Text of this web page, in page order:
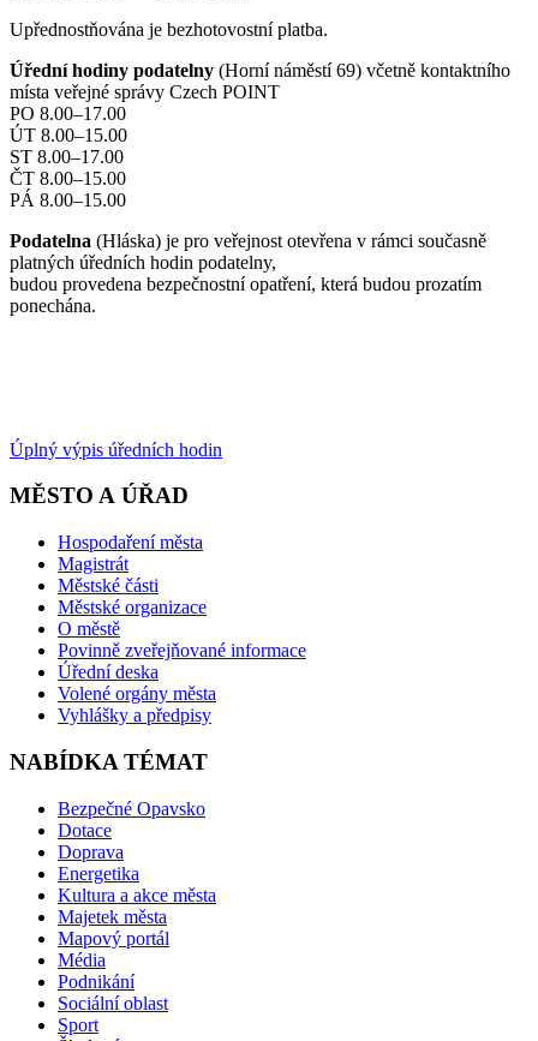
Upřednostňována je bezhotovostní platba.
Úřední hodiny podatelny (Horní náměstí 69) včetně kontaktního
místa veřejné správy Czech POINT
PO 8.00–17.00
ÚT 8.00–15.00
ST 8.00–17.00
ČT 8.00–15.00
PÁ 8.00–15.00
Podatelna (Hláska) je pro veřejnost otevřena v rámci současně
platných úředních hodin podatelny,
budou provedena bezpečnostní opatření, která budou prozatím
ponechána.
Úplný výpis úředních hodin
MĚSTO A ÚŘAD
Hospodaření města
Magistrát
Městské části
Městské organizace
O městě
Povinně zveřejňované informace
Úřední deska
Volené orgány města
Vyhlášky a předpisy
NABÍDKA TÉMAT
Bezpečné Opavsko
Dotace
Doprava
Energetika
Kultura a akce města
Majetek města
Mapový portál
Média
Podnikání
Sociální oblast
Sport